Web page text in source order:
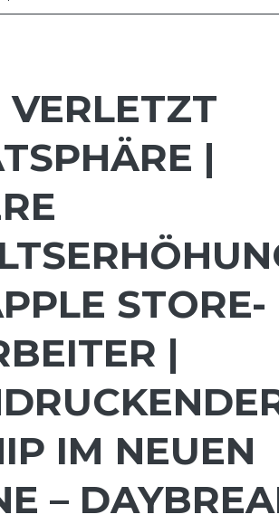
VERLETZT
|
STORE-
|
IM NEUEN
–